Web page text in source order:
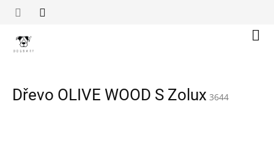
Dřevo OLIVE WOOD S Zolux 3644